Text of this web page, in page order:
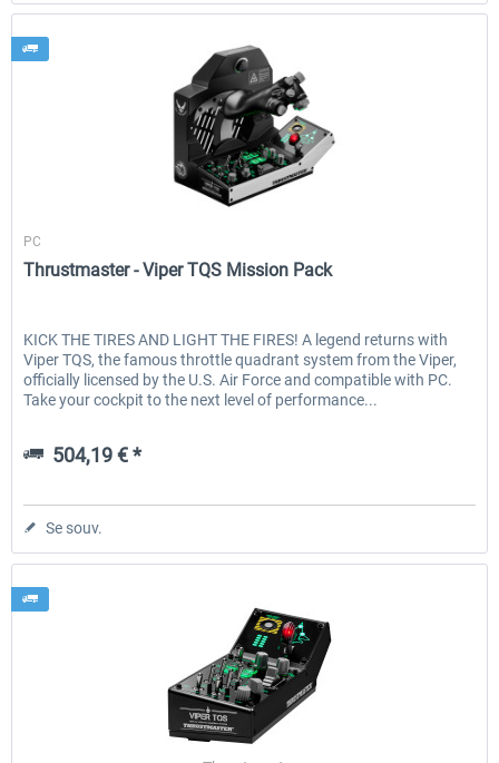
PC
Thrustmaster - Viper TQS Mission Pack
KICK THE TIRES AND LIGHT THE FIRES! A legend returns with
Viper TQS, the famous throttle quadrant system from the Viper,
officially licensed by the U.S. Air Force and compatible with PC.
Take your cockpit to the next level of performance...
504,19 € *
Se souv.